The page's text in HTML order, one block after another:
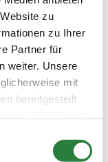
zu
zu Ihrer
Partner für
weiter. Unsere
mit
bereitgestellt